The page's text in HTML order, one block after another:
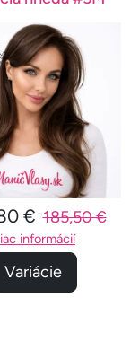
€ 185,50 €
informácií
Variácie